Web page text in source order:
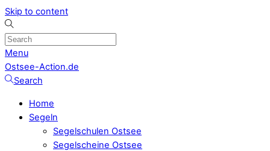
Skip to content
Menu
Ostsee-Action.de
Search
Home
Segeln
Segelschulen Ostsee
Segelscheine Ostsee